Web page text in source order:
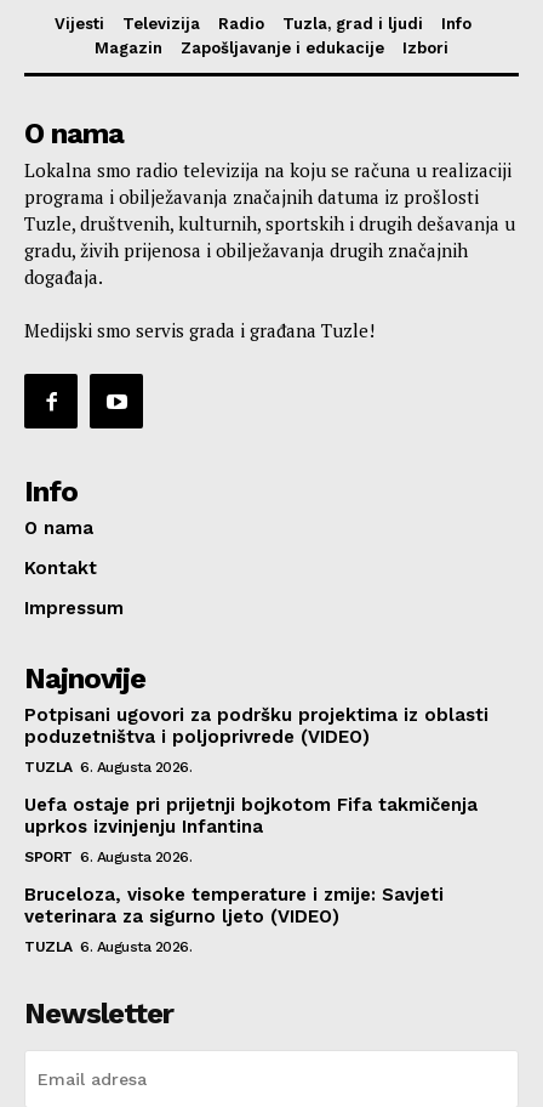
Vijesti Televizija Radio Tuzla, grad i ljudi
Info
Magazin
Zapošljavanje i edukacije Izbori
O nama
Lokalna smo radio televizija na koju se računa u realizaciji
programa i obilježavanja značajnih datuma iz prošlosti
Tuzle, društvenih, kulturnih, sportskih i drugih dešavanja u
gradu, živih prijenosa i obilježavanja drugih značajnih
događaja.
Medijski smo servis grada i građana Tuzle!
Info
O nama
Kontakt
Impressum
Najnovije
Potpisani ugovori za podršku projektima iz oblasti
poduzetništva i poljoprivrede (VIDEO)
TUZLA 6. Augusta 2026.
Uefa ostaje pri prijetnji bojkotom Fifa takmičenja
uprkos izvinjenju Infantina
SPORT 6. Augusta 2026.
Bruceloza, visoke temperature i zmije: Savjeti
veterinara za sigurno ljeto (VIDEO)
TUZLA 6. Augusta 2026.
Newsletter